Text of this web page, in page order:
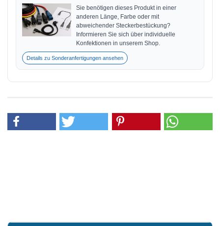
Sie benötigen dieses Produkt in einer
anderen Länge, Farbe oder mit
abweichender Steckerbestückung?
Informieren Sie sich über individuelle
Konfektionen in unserem Shop.
Details zu Sonderanfertigungen ansehen